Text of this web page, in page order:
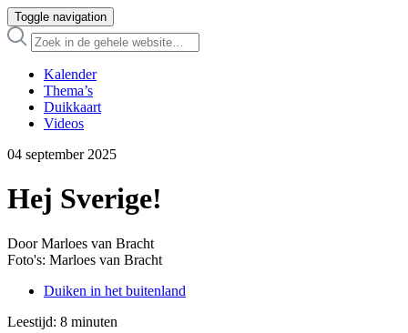
Toggle navigation
Kalender
Thema’s
Duikkaart
Videos
04 september 2025
Hej Sverige!
Door Marloes van Bracht
Foto's: Marloes van Bracht
Duiken in het buitenland
Leestijd: 8 minuten